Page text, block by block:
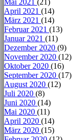
April 2021 (14)
März 2021 (14)
Februar 2021 (13)
Januar 2021 (11)
Dezember 2020 (9)
November 2020 (12)
Oktober 2020 (16)
September 2020 (17)
August 2020 (12)
Juli 2020 (8)
Juni 2020 (14)
Mai 2020 (11)
April 2020 (14)
März 2020 (15)